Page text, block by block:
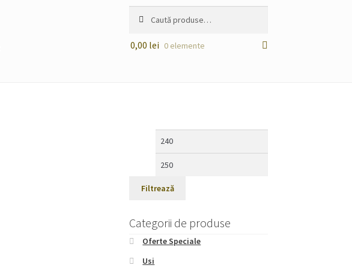
după:
0,00 lei 0 elemente
Preț
Filtrează
Categorii de produse
Oferte Speciale
Usi